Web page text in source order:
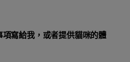
寫給我，或者提供貓咪的體